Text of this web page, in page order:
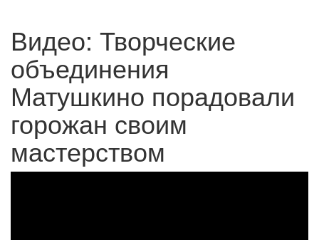
Видео: Творческие
объединения
Матушкино порадовали
горожан своим
мастерством